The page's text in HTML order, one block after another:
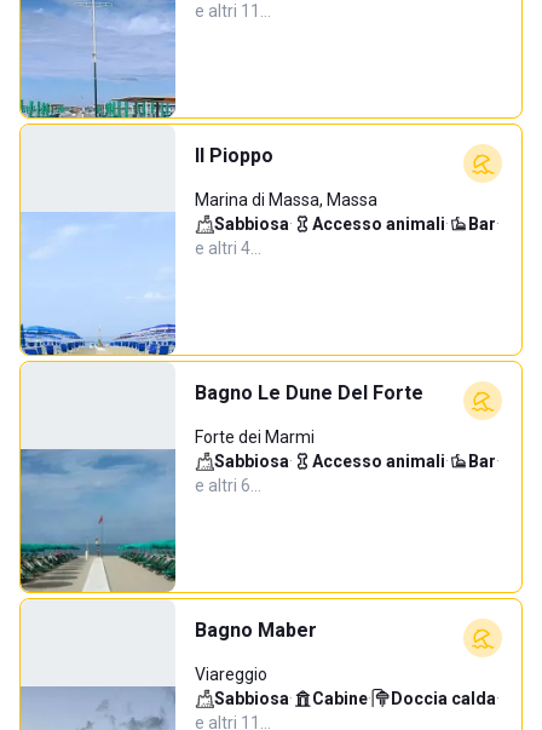
e altri 11…
Il Pioppo
Marina di Massa, Massa
Sabbiosa· Accesso animali· Bar·
e altri 4…
Bagno Le Dune Del Forte
Forte dei Marmi
Sabbiosa· Accesso animali· Bar·
e altri 6…
Bagno Maber
Viareggio
Sabbiosa· Cabine· Doccia calda·
e altri 11…